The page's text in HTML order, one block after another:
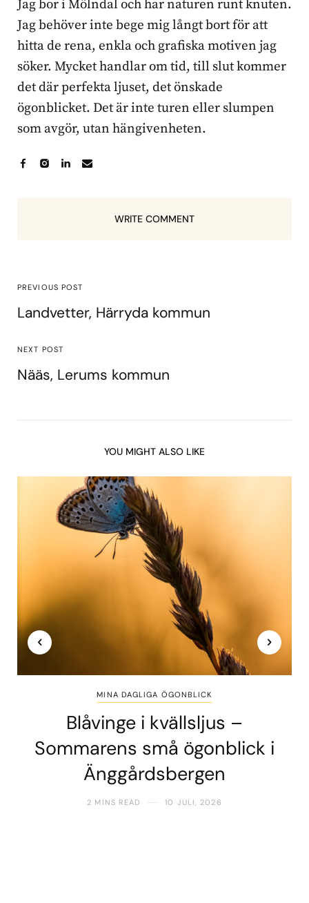
Jag bor i Mölndal och har naturen runt knuten.
Jag behöver inte bege mig långt bort för att
hitta de rena, enkla och grafiska motiven jag
söker. Mycket handlar om tid, till slut kommer
det där perfekta ljuset, det önskade
ögonblicket. Det är inte turen eller slumpen
som avgör, utan hängivenheten.
WRITE COMMENT
PREVIOUS POST
Landvetter, Härryda kommun
NEXT POST
Nääs, Lerums kommun
YOU MIGHT ALSO LIKE
MINA DAGLIGA ÖGONBLICK
Blåvinge i kvällsljus –
Sommarens små ögonblick i
Änggårdsbergen
2 MINS READ 10 JULI, 2026